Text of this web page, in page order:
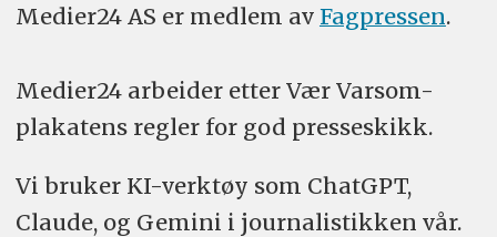
Medier24 AS er medlem av Fagpressen.
Medier24 arbeider etter Vær Varsom-
plakatens regler for god presseskikk.
Vi bruker KI-verktøy som ChatGPT,
Claude, og Gemini i journalistikken vår.